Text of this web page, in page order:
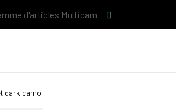
d'articles Multicam
dark camo